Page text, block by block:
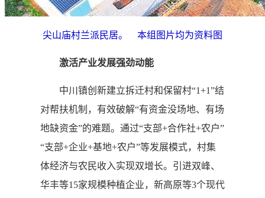
尖山庙村兰派民居。 本组图片均为资料图
激活产业发展强劲动能
中川镇创新建立拆迁村和保留村“1+1”结
对帮扶机制，有效破解“有资金没场地、有场
地缺资金”的难题。通过“支部+合作社+农户”
“支部+企业+基地+农户”等发展模式，村集
体经济与农民收入实现双增长。引进双峰、
华丰等15家规模种植企业，新高原等3个现代